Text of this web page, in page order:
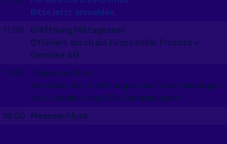
Bitte jetzt anmelden.
11:00
Eröffnung Mittagessen
Offeriert durch die Firma Keller Früchte +
Gemüse AG
17:45
Tagesrückblick
Sammeln der Erfahrungen und Rückmeldungen
von Händlern und ERP-Dienstleistern.
18:00 Messeschluss